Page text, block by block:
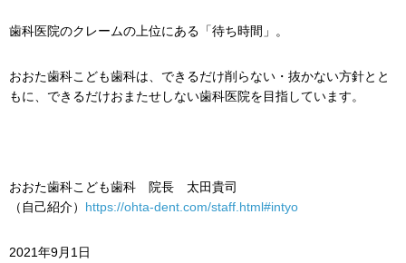
歯科医院のクレームの上位にある「待ち時間」。
おおた歯科こども歯科は、できるだけ削らない・抜かない方針とと
もに、できるだけおまたせしない歯科医院を目指しています。
おおた歯科こども歯科 院長 太田貴司
（自己紹介） https://ohta-dent.com/staff.html#intyo
2021年9月1日